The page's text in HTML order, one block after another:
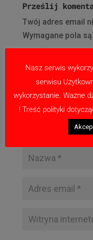
Prześlij
Twój adres email
Wymagane pola
Nasz serwis
serwisu
wykorzystanie. Ważne
! Treść polityki